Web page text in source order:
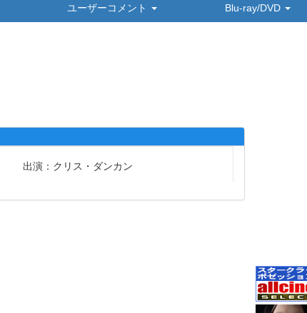
ユーザーコメント Blu-ray/DVD
出演：クリス・ダンカン